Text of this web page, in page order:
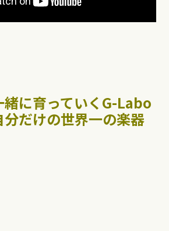
に育っていくG-Labo
だけの世界一の楽器